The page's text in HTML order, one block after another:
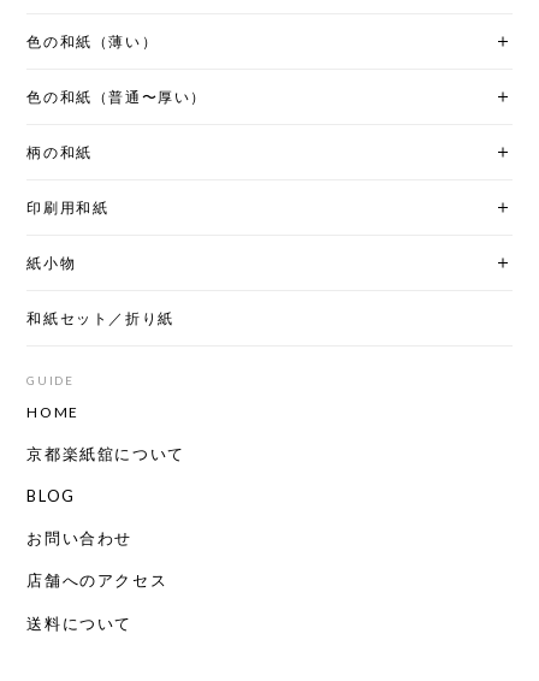
色の和紙（薄い）
色の和紙（普通〜厚い）
柄の和紙
印刷用和紙
紙小物
和紙セット／折り紙
GUIDE
HOME
京都楽紙舘について
BLOG
お問い合わせ
店舗へのアクセス
送料について